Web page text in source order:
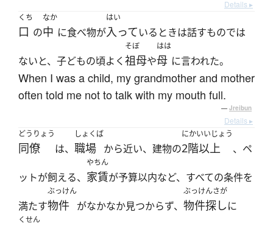
Details ▸
くち
口 の
なか
中 に食べ物が
はい
入っているときは話すものでは
ないと、子どもの頃よく
そぼ
祖母や
はは
母 に言われた。
When I was a child, my grandmother and mother
often told me not to talk with my mouth full.
— Jreibun
Details ▸
どうりょう
同僚 は、
しょくば
職場 から近い、建物の
にかいいじょう
2階以上 、ペ
ットが飼える、
やちん
家賃が予算以内など、すべての条件を
満たす
ぶっけん
物件 がなかなか見つからず、
ぶっけんさが
物件探しに
くせん